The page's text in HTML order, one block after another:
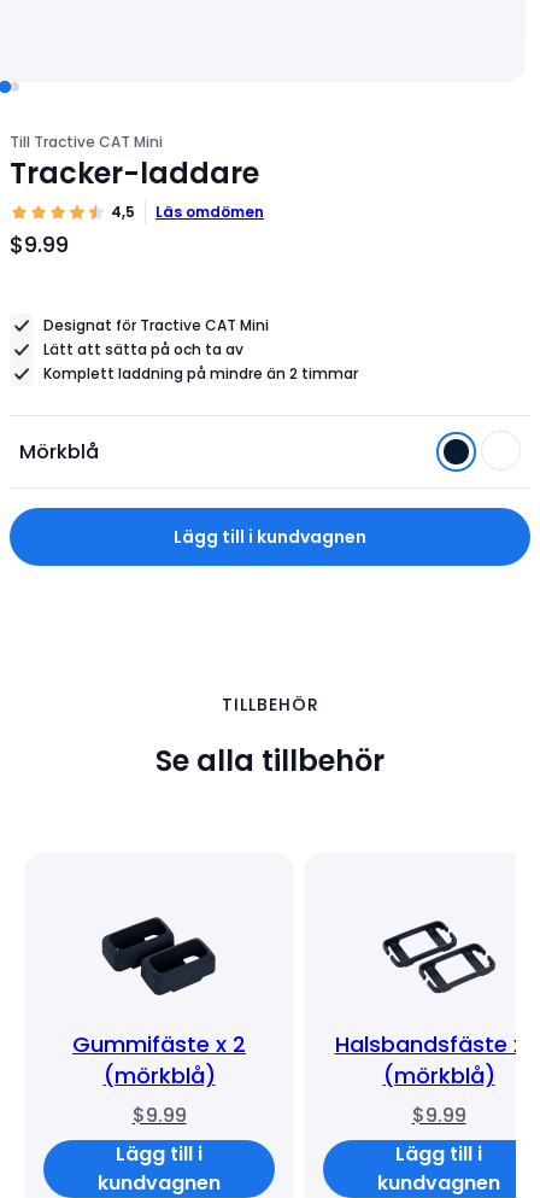
Till Tractive CAT Mini
Tracker-laddare
4,5 Läs omdömen
$9.99
Produktpris
Designat för Tractive CAT Mini
Lätt att sätta på och ta av
Komplett laddning på mindre än 2 timmar
Mörkblå
Lägg till i kundvagnen
TILLBEHÖR
Se alla tillbehör
Gummifäste x 2
(mörkblå)
$9.99
Lägg till i
kundvagnen
Halsbandsfäste x
(mörkblå)
$9.99
Lägg till i
kundvagnen